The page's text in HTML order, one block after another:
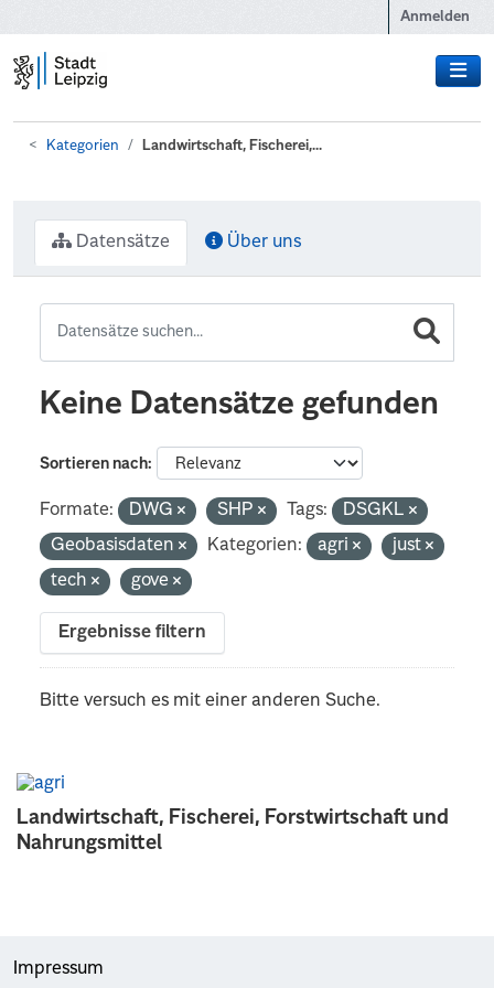
Anmelden
Kategorien Landwirtschaft, Fischerei,...
Landwirtschaft, Fischerei, Forstwirtschaft und
Nahrungsmittel
Datensätze Über uns
Keine Datensätze gefunden
Sortieren nach
Formate: DWG SHP Tags:
DSGKL
Geobasisdaten
Kategorien: agri
just
tech
gove
Ergebnisse filtern
Bitte versuch es mit einer anderen Suche.
Impressum